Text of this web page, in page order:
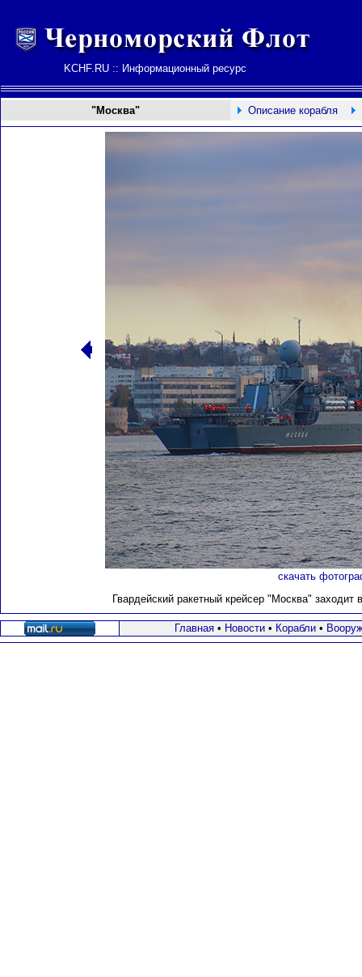
KCHF.RU :: Информационный ресурс
"Москва" Описание корабля
скачать
Гвардейский ракетный крейсер "Москва"
Главная• Новости• Корабли•